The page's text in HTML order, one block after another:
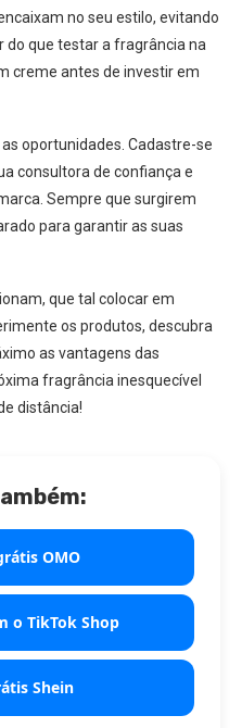
no seu estilo, evitando
do que testar a fragrância na
creme antes de investir em
oportunidades. Cadastre-se
consultora de confiança e
Sempre que surgirem
para garantir as suas
que tal colocar em
os produtos, descubra
as vantagens das
fragrância inesquecível
distância!
OMO
o TikTok Shop
Shein